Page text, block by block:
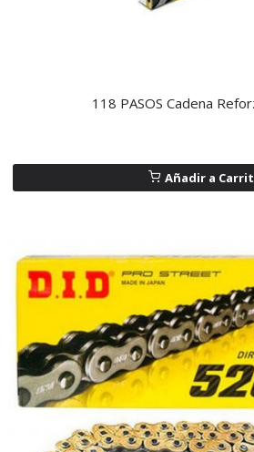
118 PASOS Cadena
Añadir a